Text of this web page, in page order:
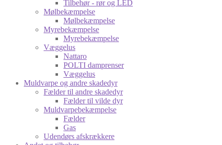
Tilbehør - rør og LED
Mølbekæmpelse
Mølbekæmpelse
Myrebekæmpelse
Myrebekæmpelse
Væggelus
Nattaro
POLTI damprenser
Væggelus
Muldvarpe og andre skadedyr
Fælder til andre skadedyr
Fælder til vilde dyr
Muldvarpebekæmpelse
Fælder
Gas
Udendørs afskrækkere